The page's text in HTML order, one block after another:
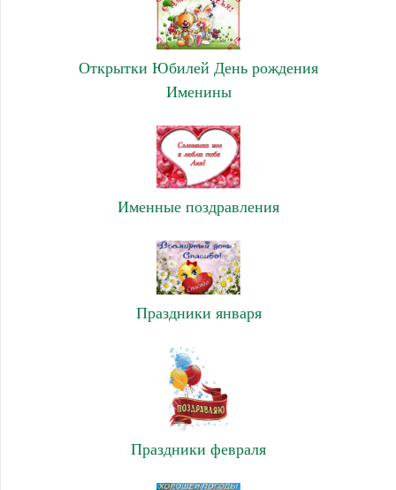
Открытки Юбилей День рождения
Именины
Именные поздравления
Праздники января
Праздники февраля